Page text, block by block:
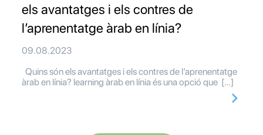
els avantatges i els contres de
l’aprenentatge àrab en línia?
09.08.2023
Quins són els avantatges i els contres de l’aprenentatge
àrab en línia? learning àrab en línia és una opció que […]